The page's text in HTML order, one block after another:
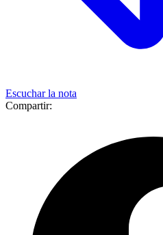
Escuchar la nota
Compartir: